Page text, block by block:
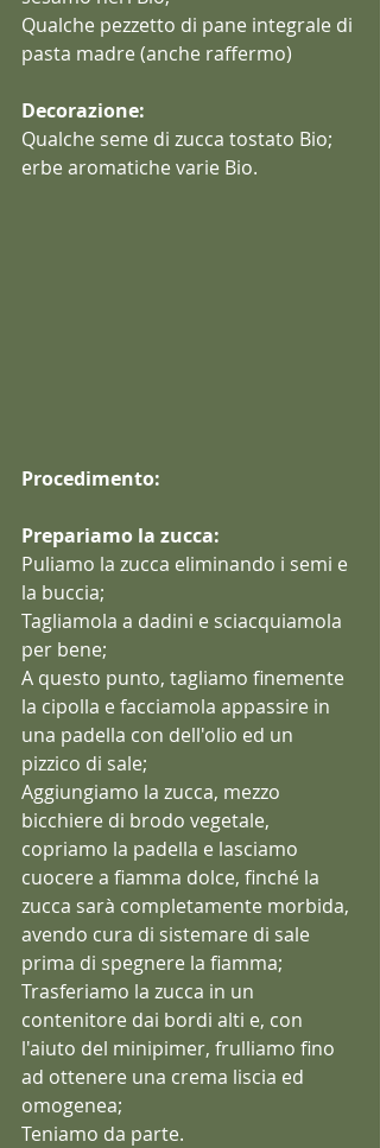
Qualche pezzetto di pane integrale di
pasta madre (anche raffermo)
Decorazione:
Qualche seme di zucca tostato Bio;
erbe aromatiche varie Bio.
Procedimento:
Prepariamo la zucca:
Puliamo la zucca eliminando i semi e
la buccia;
Tagliamola a dadini e sciacquiamola
per bene;
A questo punto, tagliamo finemente
la cipolla e facciamola appassire in
una padella con dell'olio ed un
pizzico di sale;
Aggiungiamo la zucca, mezzo
bicchiere di brodo vegetale,
copriamo la padella e lasciamo
cuocere a fiamma dolce, finché la
zucca sarà completamente morbida,
avendo cura di sistemare di sale
prima di spegnere la fiamma;
Trasferiamo la zucca in un
contenitore dai bordi alti e, con
l'aiuto del minipimer, frulliamo fino
ad ottenere una crema liscia ed
omogenea;
Teniamo da parte.